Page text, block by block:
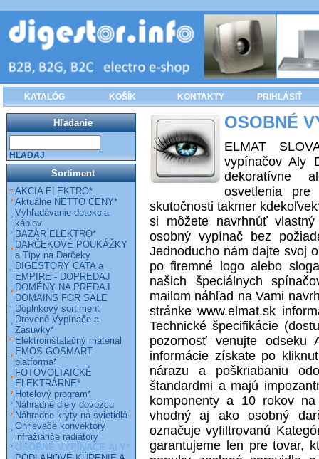
KATALÓG KOŠÍK KONTAKTY PRIHLÁSIŤ
OSOBNÉ
ELMAT
vypínačov Aly
dekoratívne
osvetlenia
skutočnosti takmer
si môžete navrhnúť
osobný vypínač bez
Jednoducho nám dajte svoj
po firemné logo alebo
našich špeciálnych
mailom náhľad na Vami
stránke www.elmat.sk
Technické špecifikácie
pozornosť venujte odseku
informácie získate po
nárazu a poškriabaniu
štandardmi a majú
komponenty a 10 rokov
vhodný aj ako osobný
označuje vyfiltrovanú
garantujeme len pre tovar,
Hľadanie
HĽADAJ
Sortiment
AKCIA ELEKTRO*
Aktuálne NETTO CENY*
Vyhľadávanie detekcia
káblov
BAZÁR ELEKTRO*
DARČEKOVÉ POUKÁŽKY
a Tipy na Darčeky
DIGESTORY CATA a
EMPIRE - DOPREDAJ
DOMÉNY NA PREDAJ
DOMAINS FOR SALE
Doplnkový sortiment
Drevené Vypínače a
Zásuvky*
Elektroinštalačný materiál
EMOS GOSMART
platforma*
FOTOVOLTAICKÉ
ELEKTRÁRNE*
Hotelový program*
Náhradné diely dovozcu
Náhradne kryty na svietidlá
Ohrievače konvektory
infražiariče radiátory
OSOBNÉ VYPÍNAČE ALY*